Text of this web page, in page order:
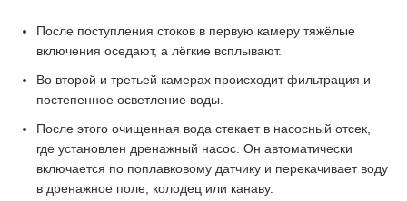
После поступления стоков в первую камеру тяжёлые
включения оседают, а лёгкие всплывают.
Во второй и третьей камерах происходит фильтрация и
постепенное осветление воды.
После этого очищенная вода стекает в насосный отсек,
где установлен дренажный насос. Он автоматически
включается по поплавковому датчику и перекачивает воду
в дренажное поле, колодец или канаву.